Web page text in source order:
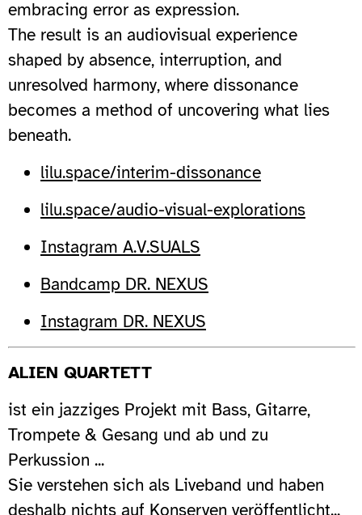
embracing error as expression.
The result is an audiovisual experience
shaped by absence, interruption, and
unresolved harmony, where dissonance
becomes a method of uncovering what lies
beneath.
lilu.space/interim-dissonance
lilu.space/audio-visual-explorations
Instagram A.V.SUALS
Bandcamp DR. NEXUS
Instagram DR. NEXUS
ALIEN QUARTETT
ist ein jazziges Projekt mit Bass, Gitarre,
Trompete & Gesang und ab und zu
Perkussion ...
Sie verstehen sich als Liveband und haben
deshalb nichts auf Konserven veröffentlicht...